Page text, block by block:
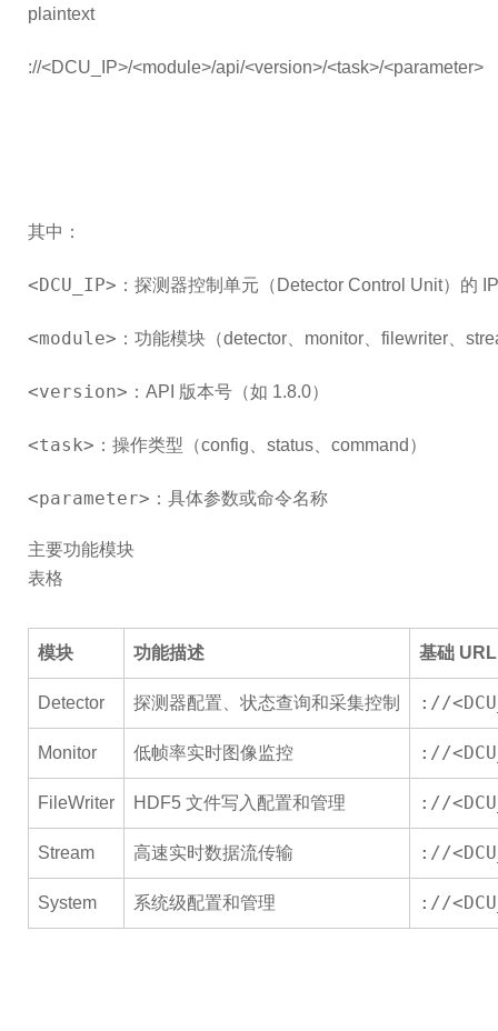
plaintext
://<DCU_IP>/<module>/api/<version>/<task>/<parameter>
其中：
<DCU_IP> ：探测器控制单元（Detector Control Unit）的
<module> ：功能模块（detector、monitor、filewriter、
<version> ：API 版本号（如 1.8.0）
<task> ：操作类型（config、status、command）
<parameter> ：具体参数或命令名称
主要功能模块
表格
模块 功能描述 基础 URL
Detector 探测器配置、状态查询和采集控制 ://
Monitor 低帧率实时图像监控 ://
FileWriter HDF5 文件写入配置和管理 ://
Stream 高速实时数据流传输 ://
System 系统级配置和管理 ://